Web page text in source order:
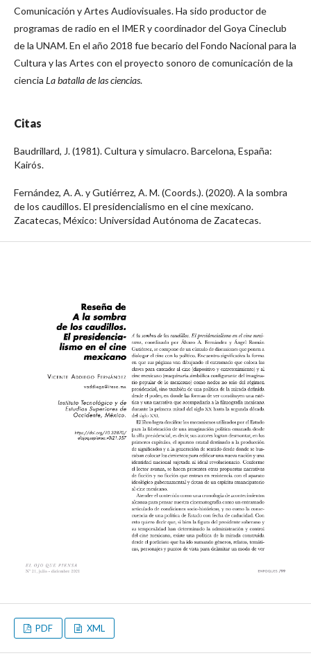
Comunicación y Artes Audiovisuales. Ha sido productor de
programas de radio en el IMER y coordinador del Goya Cineclub
de la UNAM. En el año 2018 fue becario del Fondo Nacional para la
Cultura y las Artes con el proyecto sonoro de comunicación de la
ciencia Labatalla de las ciencias.
Citas
Baudrillard, J. (1981). Cultura y simulacro. Barcelona, España:
Kairós.
Fernández, A. A. y Gutiérrez, A. M. (Coords.). (2020). A la sombra
de los caudillos. El presidencialismo en el cine mexicano.
Zacatecas, México: Universidad Autónoma de Zacatecas.
PDF XML